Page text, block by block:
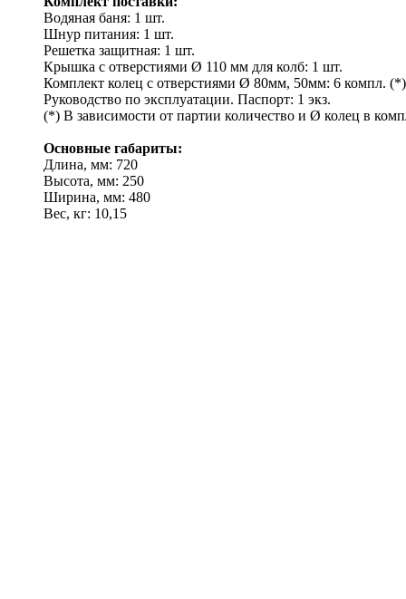
Водяная баня: 1 шт.
Шнур питания: 1 шт.
Решетка защитная: 1 шт.
Крышка с отверстиями Ø 110 мм для колб: 1 шт.
Комплект колец с отверстиями Ø 80мм, 50мм: 6 компл. (*)
Руководство по эксплуатации. Паспорт: 1 экз.
(*) В зависимости от партии количество и Ø колец в
Основные габариты:
Длина, мм: 720
Высота, мм: 250
Ширина, мм: 480
Вес, кг: 10,15